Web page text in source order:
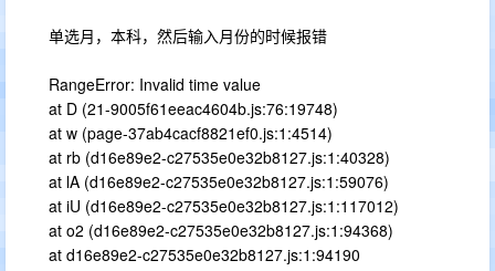
单选月，本科，然后输入月份的时候报错
RangeError: Invalid time value
at D (21-9005f61eeac4604b.js:76:19748)
at w (page-37ab4cacf8821ef0.js:1:4514)
at rb (d16e89e2-c27535e0e32b8127.js:1:40328)
at lA (d16e89e2-c27535e0e32b8127.js:1:59076)
at iU (d16e89e2-c27535e0e32b8127.js:1:117012)
at o2 (d16e89e2-c27535e0e32b8127.js:1:94368)
at d16e89e2-c27535e0e32b8127.js:1:94190